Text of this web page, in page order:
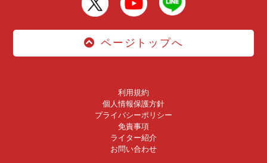
ページトップへ
利用規約
個人情報保護方針
プライバシーポリシー
免責事項
ライター紹介
お問い合わせ